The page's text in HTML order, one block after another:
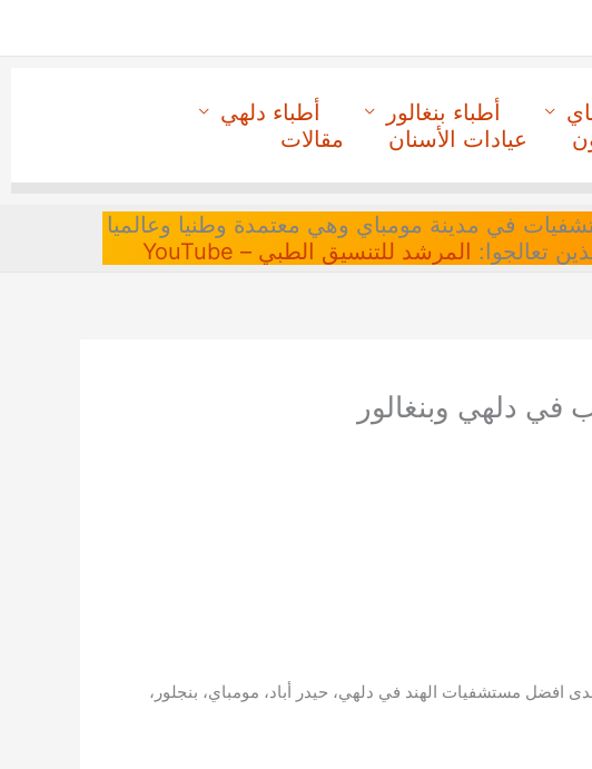
أطباء بنغالور
أطباء دلهي
عيادات الأسنان مقالات
مستشفيات في مدينة مومباي وهي معتمدة وطنيا وعالميا
تعالجوا: المرشد للتنسيق الطبي – YouTube
في دلهي وبنغالور
افضل مستشفيات الهند في دلهي، حيدر أباد، مومباي، بنجلور،